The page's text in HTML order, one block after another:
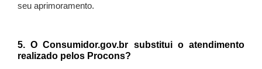
seu aprimoramento.
5. O Consumidor.gov.br substitui o atendimento
realizado pelos Procons?